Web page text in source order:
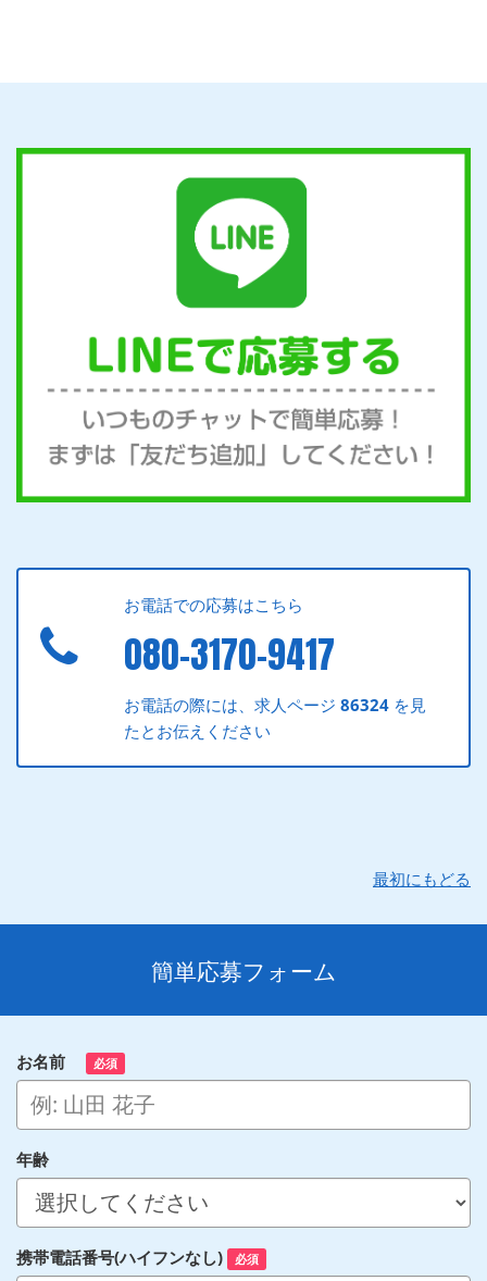
お電話での応募はこちら
080-3170-9417
お電話の際には、求人ページ86324 を見
たとお伝えください
最初にもどる
簡単応募フォーム
お名前 必須
年齢
携帯電話番号(ハイフンなし) 必須